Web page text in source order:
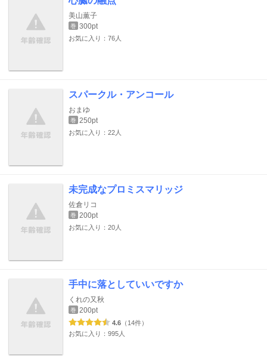
美山薫子
巻 300pt
お気に入り：76人
スパークル・アンコール
おまゆ
巻 250pt
お気に入り：22人
未完成なプロミスマリッジ
佐倉リコ
巻 200pt
お気に入り：20人
手中に落としていいですか
くれの又秋
巻 200pt
4.6 （14件）
お気に入り：995人